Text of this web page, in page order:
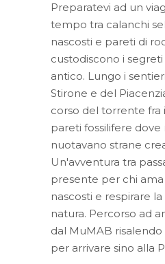
Preparatevi ad un
tempo tra calanchi
nascosti e pareti di
custodiscono i
antico. Lungo i
Stirone e del
corso del torrente fra
pareti fossilifere dove
nuotavano strane
Un'avventura tra
presente per chi
nascosti e respirare
natura. Percorso ad
dal MuMAB
per arrivare sino alla